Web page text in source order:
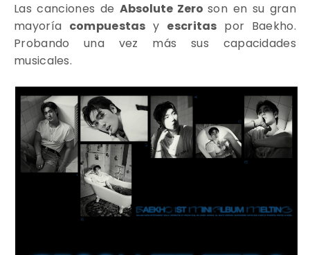
Las canciones de Absolute Zeroson en su gran
mayoría compuestas y escritas por Baekho.
Probando una vez más sus capacidades
musicales.